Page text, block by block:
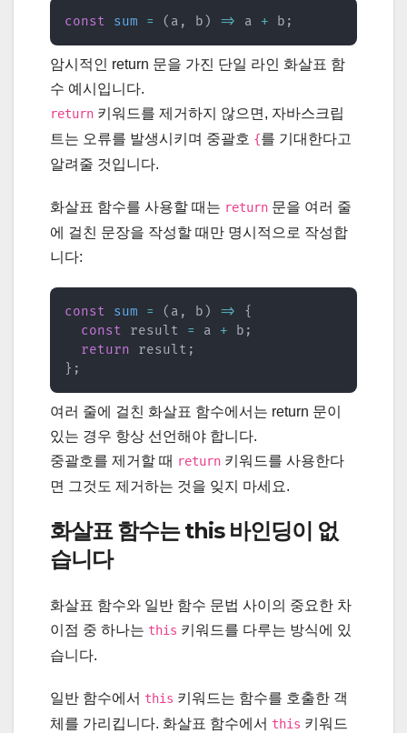
const sum = ( a , b ) => a + b ;
암시적인 return 문을 가진 단일 라인 화살표 함
수 예시입니다.
return 키워드를 제거하지 않으면, 자바스크립
트는 오류를 발생시키며 중괄호 {를 기대한다고
알려줄 것입니다.
화살표 함수를 사용할 때는 return 문을 여러 줄
에 걸친 문장을 작성할 때만 명시적으로 작성합
니다:
const sum = ( a , b ) =>
{
const result = a + b ;
return result ;
} ;
여러 줄에 걸친 화살표 함수에서는 return 문이
있는 경우 항상 선언해야 합니다.
중괄호를 제거할 때 return 키워드를 사용한다
면 그것도 제거하는 것을 잊지 마세요.
화살표 함수는 this 바인딩이 없
습니다
화살표 함수와 일반 함수 문법 사이의 중요한 차
이점 중 하나는 this 키워드를 다루는 방식에 있
습니다.
일반 함수에서 this 키워드는 함수를 호출한 객
체를 가리킵니다. 화살표 함수에서 this 키워드